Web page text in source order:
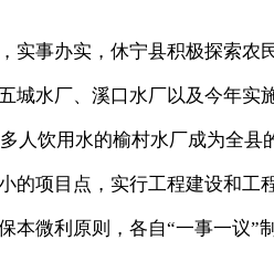
事办实，休宁县积极探索农
城水厂、溪口水厂以及今年
人饮用水的榆村水厂成为全
的项目点，实行工程建设和
本微利原则，各自“一事一议